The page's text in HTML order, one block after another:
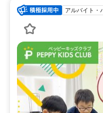
アルバイト・